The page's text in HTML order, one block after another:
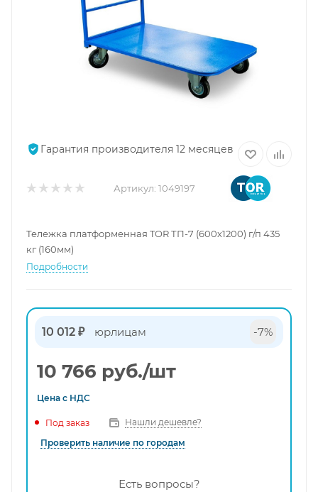
Гарантия производителя 12 месяцев
Артикул: 1049197
Тележка платформенная TOR ТП-7 (600х1200) г/п 435
кг (160мм)
Подробности
10 012 ₽ юрлицам -7%
10 766 руб./шт
Цена с НДС
Под заказ
Нашли дешевле?
Проверить наличие по городам
Есть вопросы?